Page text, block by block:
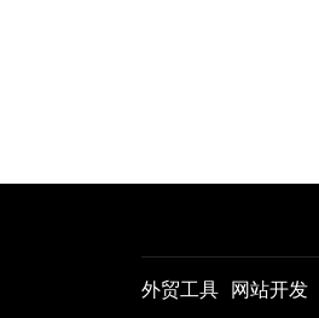
外贸工具 网站开发